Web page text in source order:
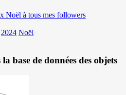
Noël à tous mes followers
2024 Noël
base de données des objets